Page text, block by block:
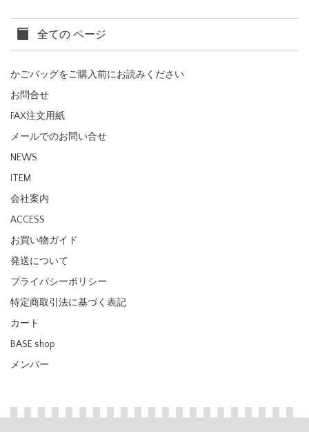
全ての ページ
かごバッグをご購入前にお読みください
お問合せ
FAX注文用紙
メールでのお問い合せ
NEWS
ITEM
会社案内
ACCESS
お買い物ガイド
発送について
プライバシーポリシー
特定商取引法に基づく表記
カート
BASE shop
メンバー